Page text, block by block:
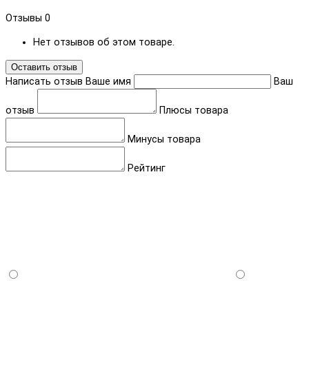
Отзывы 0
Нет отзывов об этом товаре.
Оставить отзыв
Написать отзыв Ваше имя Ваш
отзыв Плюсы товара
Минусы товара
Рейтинг